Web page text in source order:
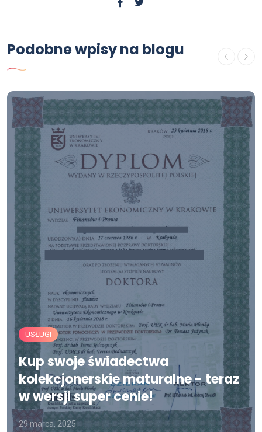
Podobne wpisy na blogu
USŁUGI
Kup swoje świadectwa
kolekcjonerskie maturalne - teraz
w wersji super cenie!
29 marca, 2025